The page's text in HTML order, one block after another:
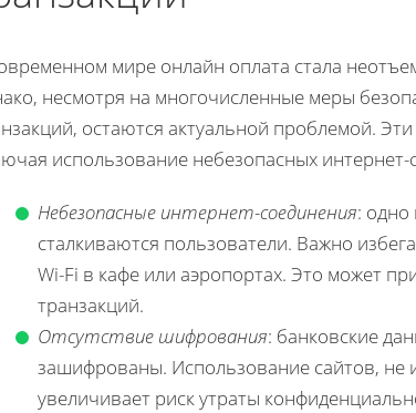
мире онлайн оплата стала
несмотря на многочисленные меры
остаются актуальной проблемой.
использование небезопасных
Небезопасные интернет-соединения: одно
сталкиваются пользователи. Важно
Wi-Fi в кафе или аэропортах. Это может
транзакций.
Отсутствие шифрования: банковские
зашифрованы. Использование сайтов,
увеличивает риск утраты